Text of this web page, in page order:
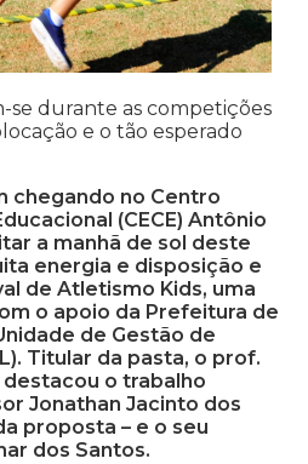
se durante as competições
e o tão esperado
chegando no Centro
(CECE) Antônio
a manhã de sol deste
energia e disposição e
de Atletismo Kids, uma
o apoio da Prefeitura de
de Gestão de
Titular da pasta, o prof.
o trabalho
Jonathan Jacinto dos
proposta – e o seu
dos Santos.